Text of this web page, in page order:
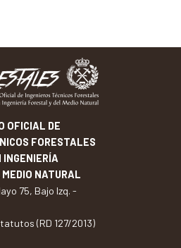
OFICIAL DE
FORESTALES
INGENIERÍA
NATURAL
75, Bajo Izq. -
(RD 127/2013)